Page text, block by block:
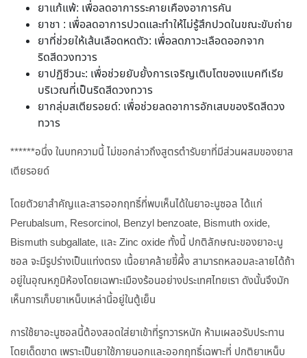
ยาแก้แพ้: เพื่อลดอาการระคายเคืองอาการคัน
ยาชา : เพื่อลดอาการปวดและทำให้ไม่รู้สึกปวดในขณะขับถ่าย
ยาที่ช่วยให้เส้นเลือดหดตัว: เพื่อลดภาวะเลือดออกจาก
ริดสีดวงทวาร
ยาปฏิชีวนะ: เพื่อช่วยยับยั้งการเจริญเติบโตของแบคทีเรีย
บริเวณที่เป็นริดสีดวงทวาร
ยากลุ่มสเตียรอยด์: เพื่อช่วยลดอาการอักเสบของริดสีดวง
ทวาร
******อนึ่ง ในบทความนี้ ไม่ขอกล่าวถึงสูตรตำรับยาที่มีส่วนผสมของยาส
เตียรอยด์
โดยตัวยาสำคัญและสารออกฤทธิ์ที่พบเห็นได้ในยาอะนูซอล ได้แก่
Perubalsum, Resorcinol, Benzyl benzoate, Bismuth oxide,
Bismuth subgallate, และ Zinc oxide ทั้งนี้ ปกติลักษณะของยาอะนู
ซอล จะมีรูปร่างเป็นแท่งตรง เนื้อยาคล้ายขี้ผึ้ง สามารถหลอมละลายได้ถ้า
อยู่ในอุณหภูมิห้องโดยเฉพาะเมืองร้อนอย่างประเทศไทยเรา ดังนั้นจึงมัก
เห็นการเก็บยาเหน็บเหล่านี้อยู่ในตู้เย็น
การใช้ยาอะนูซอลนี้ต้องสอดใส่ยาเข้าที่รูทวารหนัก ห้ามเผลอรับประทาน
โดยเด็ดขาด เพราะเป็นยาใช้ภายนอกและออกฤทธิ์เฉพาะที่ ปกติยาเหน็บ